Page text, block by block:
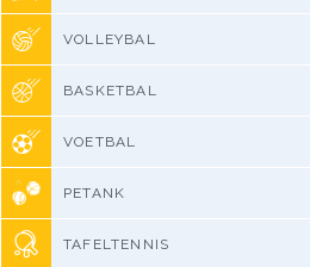
VOLLEYBAL
BASKETBAL
VOETBAL
PETANK
TAFELTENNIS